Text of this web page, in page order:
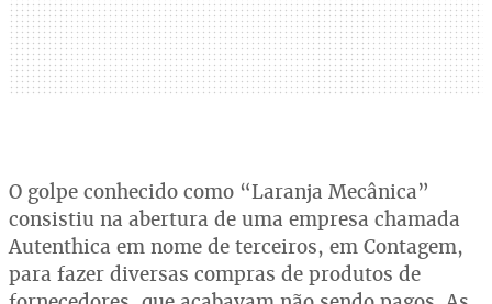
O golpe conhecido como “Laranja Mecânica”
consistiu na abertura de uma empresa chamada
Autenthica em nome de terceiros, em Contagem,
para fazer diversas compras de produtos de